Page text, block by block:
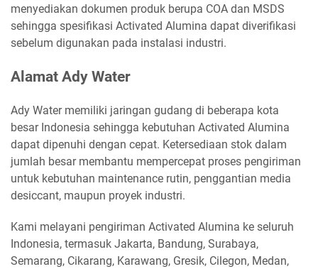
menyediakan dokumen produk berupa COA dan MSDS
sehingga spesifikasi Activated Alumina dapat diverifikasi
sebelum digunakan pada instalasi industri.
Alamat Ady Water
Ady Water memiliki jaringan gudang di beberapa kota
besar Indonesia sehingga kebutuhan Activated Alumina
dapat dipenuhi dengan cepat. Ketersediaan stok dalam
jumlah besar membantu mempercepat proses pengiriman
untuk kebutuhan maintenance rutin, penggantian media
desiccant, maupun proyek industri.
Kami melayani pengiriman Activated Alumina ke seluruh
Indonesia, termasuk Jakarta, Bandung, Surabaya,
Semarang, Cikarang, Karawang, Gresik, Cilegon, Medan,